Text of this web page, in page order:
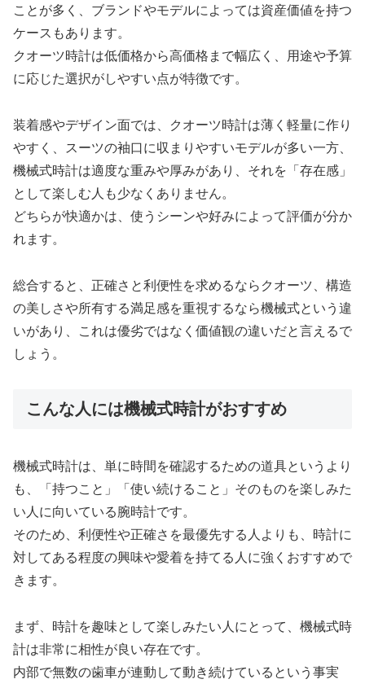
ことが多く、ブランドやモデルによっては資産価値を持つ
ケースもあります。
クオーツ時計は低価格から高価格まで幅広く、用途や予算
に応じた選択がしやすい点が特徴です。
装着感やデザイン面では、クオーツ時計は薄く軽量に作り
やすく、スーツの袖口に収まりやすいモデルが多い一方、
機械式時計は適度な重みや厚みがあり、それを「存在感」
として楽しむ人も少なくありません。
どちらが快適かは、使うシーンや好みによって評価が分か
れます。
総合すると、正確さと利便性を求めるならクオーツ、構造
の美しさや所有する満足感を重視するなら機械式という違
いがあり、これは優劣ではなく価値観の違いだと言えるで
しょう。
こんな人には機械式時計がおすすめ
機械式時計は、単に時間を確認するための道具というより
も、「持つこと」「使い続けること」そのものを楽しみた
い人に向いている腕時計です。
そのため、利便性や正確さを最優先する人よりも、時計に
対してある程度の興味や愛着を持てる人に強くおすすめで
きます。
まず、時計を趣味として楽しみたい人にとって、機械式時
計は非常に相性が良い存在です。
内部で無数の歯車が連動して動き続けているという事実